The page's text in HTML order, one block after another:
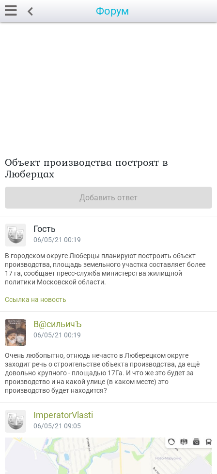
Форум
Объект производства построят в
Люберцах
Добавить ответ
Гость
06/05/21 00:19
В городском округе Люберцы планируют построить объект
производства, площадь земельного участка составляет более
17 га, сообщает пресс-служба министерства жилищной
политики Московской области.
Ссылка на новость
В@cильичЪ
06/05/21 00:19
Очень любопытно, отнюдь нечасто в Люберецком округе
заходит речь о строительстве объекта производства, да ещё
довольно крупного - площадью 17Га. И что же это будет за
производство и на какой улице (в каком месте) это
производство будет находится?
ImperatorVlasti
06/05/21 09:05